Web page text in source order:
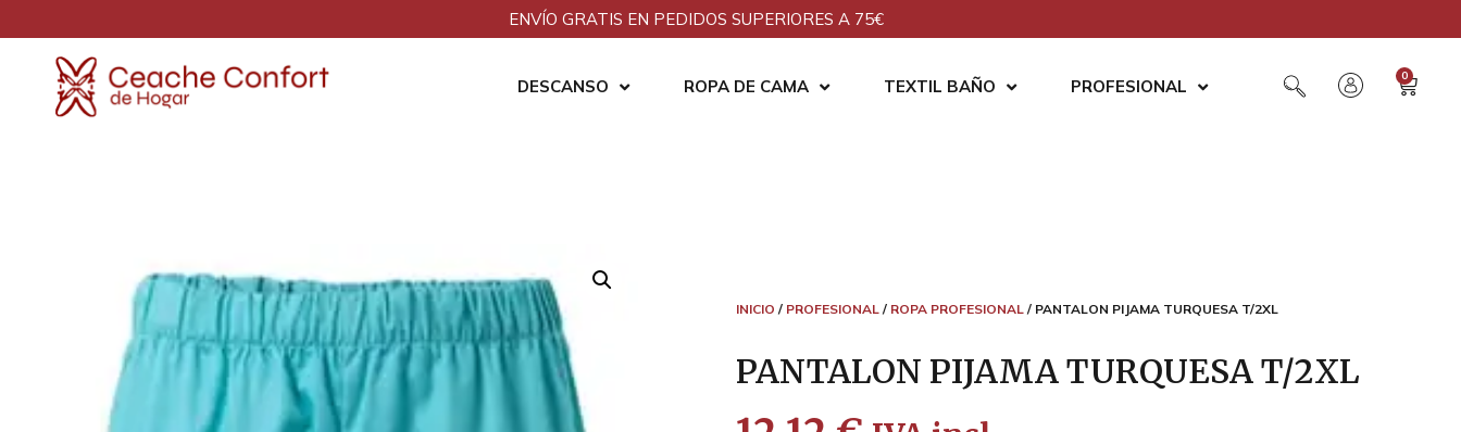
ENVÍO GRATIS EN PEDIDOS SUPERIORES A 75€
DESCANSO ROPA DE CAMA TEXTIL BAÑO PROFESIONAL
0
INICIO / PROFESIONAL/ ROPA PROFESIONAL/ PANTALON PIJAMA TURQUESA T/2XL
PANTALON PIJAMA TURQUESA T/2XL